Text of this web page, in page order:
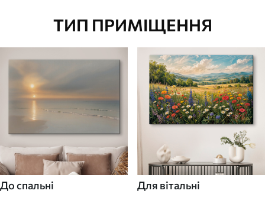
ТИП ПРИМІЩЕННЯ
До спальні Для вітальні